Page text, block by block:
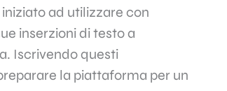
ad utilizzare con
inserzioni di testo a
. Iscrivendo questi
la piattaforma per un